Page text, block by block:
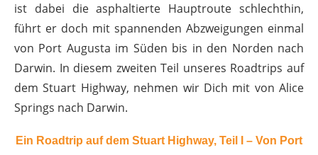
ist dabei die asphaltierte Hauptroute schlechthin,
führt er doch mit spannenden Abzweigungen einmal
von Port Augusta im Süden bis in den Norden nach
Darwin. In diesem zweiten Teil unseres Roadtrips auf
dem Stuart Highway, nehmen wir Dich mit von Alice
Springs nach Darwin.
Ein Roadtrip auf dem Stuart Highway, Teil I – Von Port